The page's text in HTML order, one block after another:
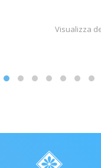
Visualizza